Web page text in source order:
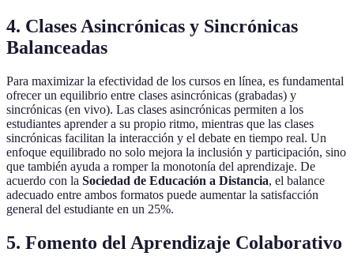
4. Clases Asincrónicas y Sincrónicas
Balanceadas
Para maximizar la efectividad de los cursos en línea, es fundamental
ofrecer un equilibrio entre clases asincrónicas (grabadas) y
sincrónicas (en vivo). Las clases asincrónicas permiten a los
estudiantes aprender a su propio ritmo, mientras que las clases
sincrónicas facilitan la interacción y el debate en tiempo real. Un
enfoque equilibrado no solo mejora la inclusión y participación, sino
que también ayuda a romper la monotonía del aprendizaje. De
acuerdo con la Sociedad de Educación a Distancia, el balance
adecuado entre ambos formatos puede aumentar la satisfacción
general del estudiante en un 25%.
5. Fomento del Aprendizaje Colaborativo